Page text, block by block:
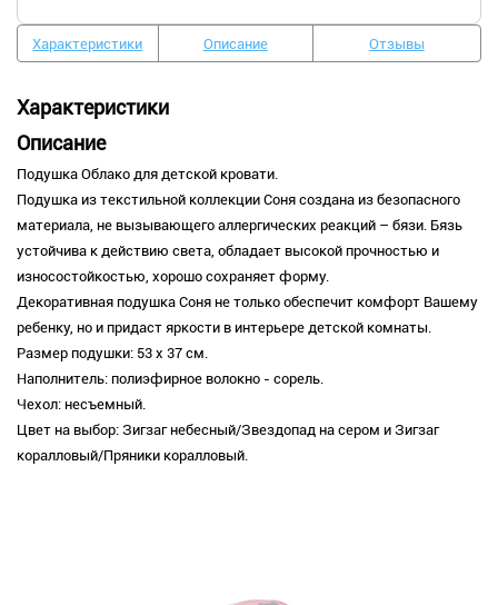
Характеристики Описание Отзывы
Характеристики
Описание
Подушка Облако для детской кровати.
Подушка из текстильной коллекции Соня создана из безопасного
материала, не вызывающего аллергических реакций – бязи. Бязь
устойчива к действию света, обладает высокой прочностью и
износостойкостью, хорошо сохраняет форму.
Декоративная подушка Соня не только обеспечит комфорт Вашему
ребенку, но и придаст яркости в интерьере детской комнаты.
Размер подушки: 53 х 37 см.
Наполнитель: полиэфирное волокно - сорель.
Чехол: несъемный.
Цвет на выбор: Зигзаг небесный/Звездопад на сером и Зигзаг
коралловый/Пряники коралловый.